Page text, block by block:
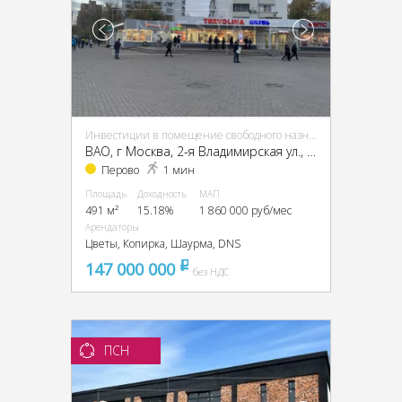
Инвестиции в помещение свободного назначения (ПСН)
Перово 1 мин
Площадь
491 м²
Доходность
15.18%
МАП
1 860 000 руб/мес
Арендаторы
Цветы, Копирка, Шаурма, DNS
147 000 000 pуббез НДС
ПСН